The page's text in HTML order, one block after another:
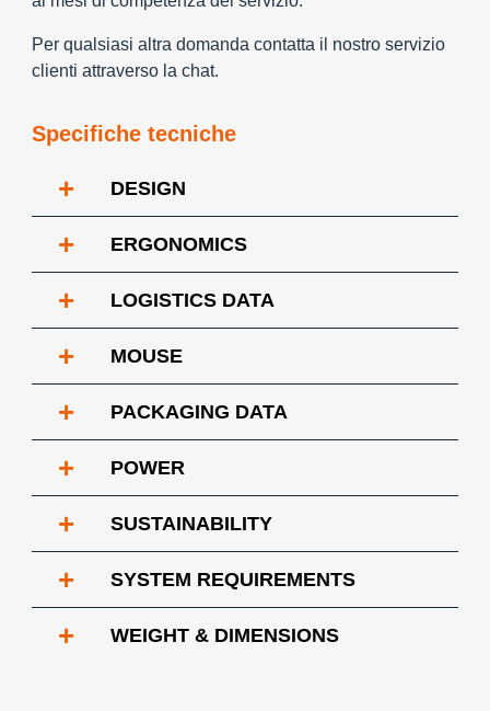
Per qualsiasi altra domanda contatta il nostro servizio
clienti attraverso la chat.
Specifiche tecniche
+ DESIGN
+ ERGONOMICS
+ LOGISTICS DATA
+ MOUSE
+ PACKAGING DATA
+ POWER
+ SUSTAINABILITY
+ SYSTEM REQUIREMENTS
+ WEIGHT & DIMENSIONS